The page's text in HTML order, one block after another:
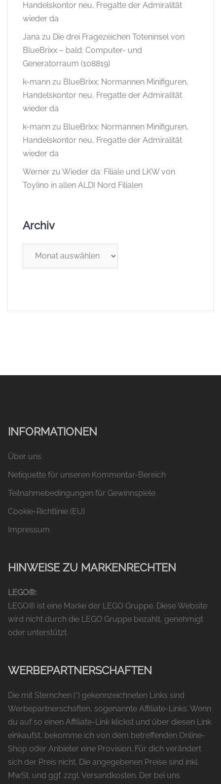
Handelskontor neu, Fregatte der Admiralität
wieder da
Jana zu Die drei Fragezeichen Toteninsel von
BlueBrixx – bald: Computer- und
Generatorraum (108819)
k-mann zu BlueBrixx: Normannen Minifiguren,
Handelskontor neu, Fregatte der Admiralität
wieder da
k-mann zu BlueBrixx: Normannen Minifiguren,
Handelskontor neu, Fregatte der Admiralität
wieder da
Werner zu Wieder da: Filiale und LKW von
Toylino in allen ALDI Nord Filialen
Archiv
INFORMATIONEN
Über uns
Netiquette für unseren Kommentar-Bereich
Teilnahmebedingungen für Gewinnspiele
Cookie-Richtlinie (EU)
Impressum
HINWEISE ZU MARKENRECHTEN
LEGO®:
LEGO® ist eine Marke der LEGO Gruppe. Diese Website
wird nicht durch die LEGO Gruppe bezahlt, genehmigt
oder unterstützt.
WERBEPARTNERSCHAFTEN
Die mit Sternchen (*) gekennzeichneten Links sind
Werbepartnerschaften, sogenannte Affiliate-Links. Wenn
du auf so einen Affiliate-Link klickst und über diesen Link
einkaufst, bekomme ich von dem betreffenden Online-
Shop oder Anbieter eine Provision. Für dich verändert
sich der Preis nicht. Die angegebenen Preise sind inkl.
MwSt. und ggf. zzgl. Versandkosten. Der bei uns